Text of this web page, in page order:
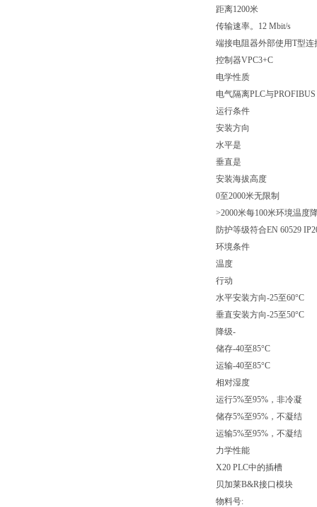
距离1200米
传输速率。12 Mbit/s
端接电阻器外部使用T型连
控制器VPC3+C
电学性质
电气隔离PLC与
运行条件
安装方向
水平是
垂直是
安装海拔高度
0至2000米无限制
>2000米每100米环境温度
防护等级符合EN 60529
环境条件
温度
行动
水平安装方向-25至60°C
垂直安装方向-25至50°C
降级-
储存-40至85°C
运输-40至85°C
相对湿度
运行5%至95%，非冷凝
储存5%至95%，不凝结
运输5%至95%，不凝结
力学性能
X20 PLC中的插槽
贝加莱B&R接口模块
物料号: